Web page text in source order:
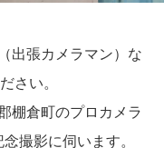
出張カメラマン）な
さい。
棚倉町のプロカメラ
撮影に伺います。